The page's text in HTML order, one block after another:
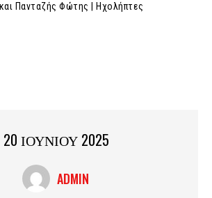
Πανταζής Φώτης | Ηχολήπτες
20 ΙΟΥΝΙΟΥ 2025
ADMIN